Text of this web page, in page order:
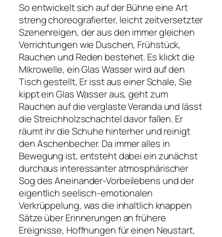
So entwickelt sich auf der Bühne eine Art
streng choreografierter, leicht zeitversetzter
Szenenreigen, der aus den immer gleichen
Verrichtungen wie Duschen, Frühstück,
Rauchen und Reden bestehet. Es klickt die
Mikrowelle, ein Glas Wasser wird auf den
Tisch gestellt, Er isst aus einer Schale, Sie
kippt ein Glas Wasser aus, geht zum
Rauchen auf die verglaste Veranda und lässt
die Streichholzschachtel davor fallen. Er
räumt ihr die Schuhe hinterher und reinigt
den Aschenbecher. Da immer alles in
Bewegung ist, entsteht dabei ein zunächst
durchaus interessanter atmosphärischer
Sog des Aneinander-Vorbeilebens und der
eigentlich seelisch-emotionalen
Verkrüppelung, was die inhaltlich knappen
Sätze über Erinnerungen an frühere
Ereignisse, Hoffnungen für einen Neustart,